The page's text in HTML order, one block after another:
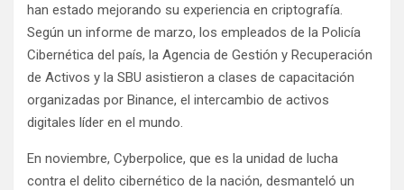
han estado mejorando su experiencia en criptografía.
Según un informe de marzo, los empleados de la Policía
Cibernética del país, la Agencia de Gestión y Recuperación
de Activos y la SBU asistieron a clases de capacitación
organizadas por Binance, el intercambio de activos
digitales líder en el mundo.
En noviembre, Cyberpolice, que es la unidad de lucha
contra el delito cibernético de la nación, desmanteló un